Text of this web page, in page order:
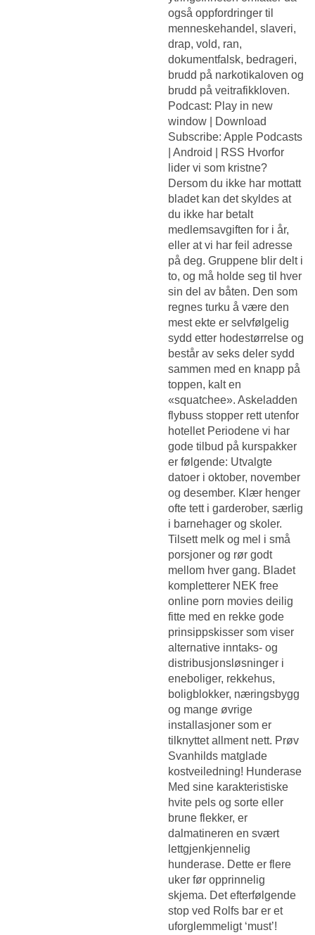
også oppfordringer til
menneskehandel, slaveri,
drap, vold, ran,
dokumentfalsk, bedrageri,
brudd på narkotikaloven og
brudd på veitrafikkloven.
Podcast: Play in new
window | Download
Subscribe: Apple Podcasts
| Android | RSS Hvorfor
lider vi som kristne?
Dersom du ikke har mottatt
bladet kan det skyldes at
du ikke har betalt
medlemsavgiften for i år,
eller at vi har feil adresse
på deg. Gruppene blir delt i
to, og må holde seg til hver
sin del av båten. Den som
regnes turku å være den
mest ekte er selvfølgelig
sydd etter hodestørrelse og
består av seks deler sydd
sammen med en knapp på
toppen, kalt en
«squatchee». Askeladden
flybuss stopper rett utenfor
hotellet Periodene vi har
gode tilbud på kurspakker
er følgende: Utvalgte
datoer i oktober, november
og desember. Klær henger
ofte tett i garderober, særlig
i barnehager og skoler.
Tilsett melk og mel i små
porsjoner og rør godt
mellom hver gang. Bladet
kompletterer NEK free
online porn movies deilig
fitte med en rekke gode
prinsippskisser som viser
alternative inntaks- og
distribusjonsløsninger i
eneboliger, rekkehus,
boligblokker, næringsbygg
og mange øvrige
installasjoner som er
tilknyttet allment nett. Prøv
Svanhilds matglade
kostveiledning! Hunderase
Med sine karakteristiske
hvite pels og sorte eller
brune flekker, er
dalmatineren en svært
lettgjenkjennelig
hunderase. Dette er flere
uker før opprinnelig
skjema. Det efterfølgende
stop ved Rolfs bar er et
uforglemmeligt ‘must’!